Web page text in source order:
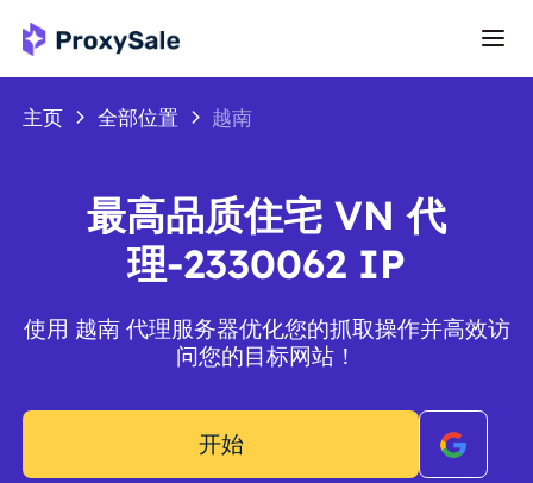
主页 全部位置 越南
最高品质住宅 VN 代
理-2330062 IP
使用 越南 代理服务器优化您的抓取操作并高效访
问您的目标网站！
开始